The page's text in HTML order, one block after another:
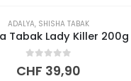
AQUA MENTHA,SHISHA TABAK
out of 5
CHF 42,00